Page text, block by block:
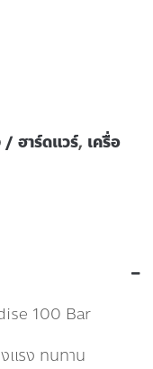
/ ฮาร์ดแวร์, เครื่อ
100 Bar
แรง ทนทาน